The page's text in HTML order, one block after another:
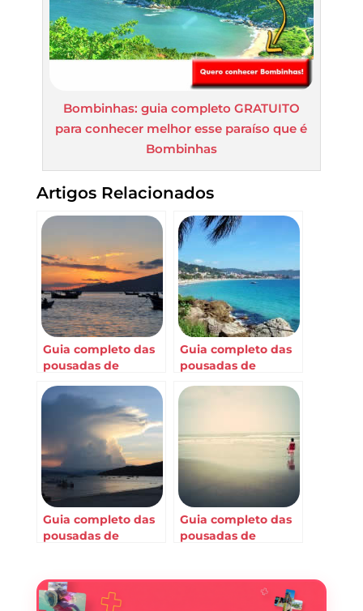
Bombinhas: guia completo GRATUITO
para conhecer melhor esse paraíso que é
Bombinhas
Artigos Relacionados
Guia completo das
pousadas de
Guia completo das
pousadas de
10
Guia completo das
pousadas de
Guia completo das
pousadas de